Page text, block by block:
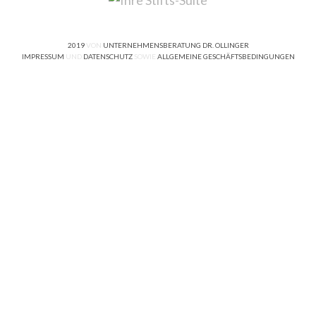
2019 VON UNTERNEHMENSBERATUNG DR. OLLINGER
IMPRESSUM UNDDATENSCHUTZSOWIE ALLGEMEINE GESCHÄFTSBEDINGUNGEN